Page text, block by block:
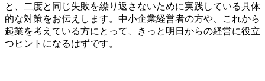
と、二度と同じ失敗を繰り返さないために実践している具体
的な対策をお伝えします。中小企業経営者の方や、これから
起業を考えている方にとって、きっと明日からの経営に役立
つヒントになるはずです。